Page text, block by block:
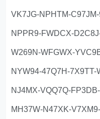
VK7JG-NPHTM-
NPPR9-FWDCX-
W269N-WFGWX-
NYW94-47Q7H-7X9TT-
NJ4MX-VQQ7Q-
MH37W-N47XK-